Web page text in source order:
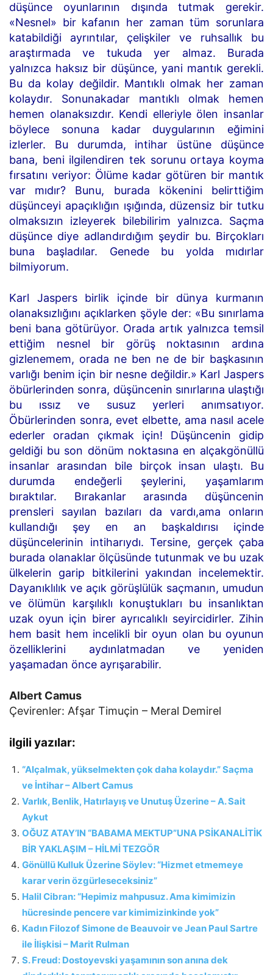
düşünce oyunlarının dışında tutmak gerekir.
«Nesnel» bir kafanın her zaman tüm sorunlara
katabildiği ayrıntılar, çelişkiler ve ruhsallık bu
araştırmada ve tukuda yer almaz. Burada
yalnızca haksız bir düşünce, yani mantık gerekli.
Bu da kolay değildir. Mantıklı olmak her zaman
kolaydır. Sonunakadar mantıklı olmak hemen
hemen olanaksızdır. Kendi elleriyle ölen insanlar
böylece sonuna kadar duygularının eğimini
izlerler. Bu durumda, intihar üstüne düşünce
bana, beni ilgilendiren tek sorunu ortaya koyma
fırsatını veriyor: Ölüme kadar götüren bir mantık
var mıdır? Bunu, burada kökenini belirttiğim
düşünceyi apaçıklığın ışığında, düzensiz bir tutku
olmaksızın izleyerek bilebilirim yalnızca. Saçma
düşünce diye adlandırdığım şeydir bu. Birçokları
buna başladılar. Genede bu yolda mıdırlar
bilmiyorum.
Karl Jaspers birlik içinde bir dünya kurmanın
olanaksızlığını açıklarken şöyle der: «Bu sınırlama
beni bana götürüyor. Orada artık yalnızca temsil
ettiğim nesnel bir görüş noktasının ardına
gizlenemem, orada ne ben ne de bir başkasının
varlığı benim için bir nesne değildir.» Karl Jaspers
öbürlerinden sonra, düşüncenin sınırlarına ulaştığı
bu ıssız ve susuz yerleri anımsatıyor.
Öbürlerinden sonra, evet elbette, ama nasıl acele
ederler oradan çıkmak için! Düşüncenin gidip
geldiği bu son dönüm noktasına en alçakgönüllü
insanlar arasından bile birçok insan ulaştı. Bu
durumda endeğerli şeylerini, yaşamlarım
bıraktılar. Bırakanlar arasında düşüncenin
prensleri sayılan bazıları da vardı,ama onların
kullandığı şey en an başkaldırısı içinde
düşüncelerinin intiharıydı. Tersine, gerçek çaba
burada olanaklar ölçüsünde tutunmak ve bu uzak
ülkelerin garip bitkilerini yakından incelemektir.
Dayanıklılık ve açık görüşlülük saçmanın, umudun
ve ölümün karşılıklı konuştukları bu insanlıktan
uzak oyun için birer ayrıcalıklı seyircidirler. Zihin
hem basit hem incelikli bir oyun olan bu oyunun
özelliklerini aydınlatmadan ve yeniden
yaşamadan önce ayrışarabilir.
Albert Camus
Çevirenler: Afşar Timuçin – Meral Demirel
ilgili yazılar:
“Alçalmak, yükselmekten çok daha kolaydır.” Saçma
ve İntihar – Albert Camus
Varlık, Benlik, Hatırlayış ve Unutuş Üzerine – A. Sait
Aykut
OĞUZ ATAY’IN “BABAMA MEKTUP”UNA PSİKANALİTİK
BİR YAKLAŞIM – HİLMİ TEZGÖR
Gönüllü Kulluk Üzerine Söylev: “Hizmet etmemeye
karar verin özgürleseceksiniz”
Halil Cibran: “Hepimiz mahpusuz. Ama kimimizin
hücresinde pencere var kimimizinkinde yok”
Kadın Filozof Simone de Beauvoir ve Jean Paul Sartre
ile İlişkisi – Marit Rulman
S. Freud: Dostoyevski yaşamının son anına dek